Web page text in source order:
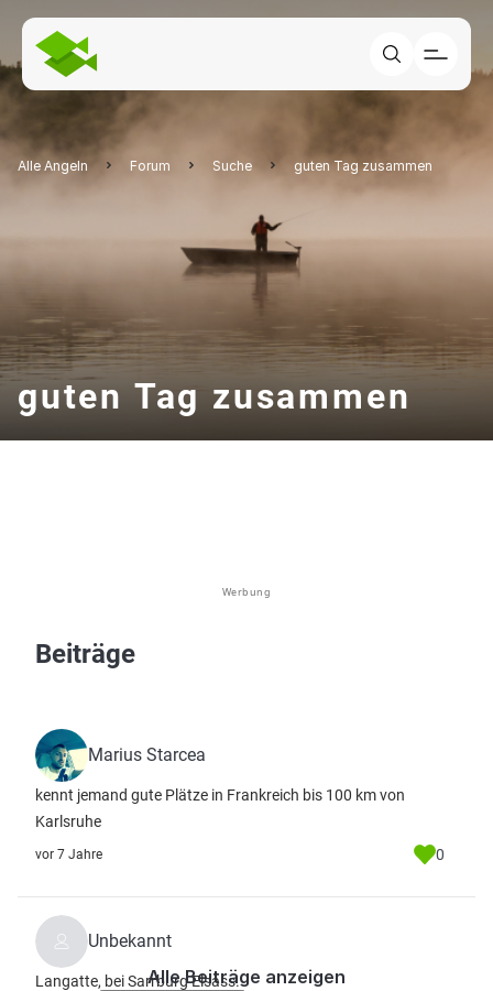
Alle Angeln Forum Suche guten Tag zusammen
guten Tag zusammen
Werbung
Beiträge
Marius Starcea
kennt jemand gute Plätze in Frankreich bis 100 km von
Karlsruhe
vor 7 Jahre 0
Unbekannt
Langatte, bei Sarrburg Elsass.Alle Beiträge anzeigen